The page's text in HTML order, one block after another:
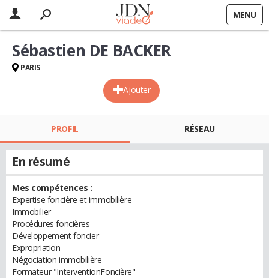
MENU
Ajouter
Sébastien DE BACKER
PARIS
PROFIL RÉSEAU
En résumé
Mes compétences :
Expertise foncière et immobilière
Immobilier
Procédures foncières
Développement foncier
Expropriation
Négociation immobilière
Formateur "InterventionFoncière"